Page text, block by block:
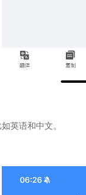
英语和中文。